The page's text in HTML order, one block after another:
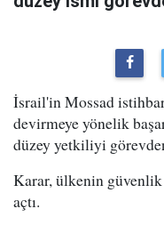
İsrail'in Mossad
devirmeye yönelik
düzey yetkiliyi
Karar, ülkenin güvenlik
açtı.